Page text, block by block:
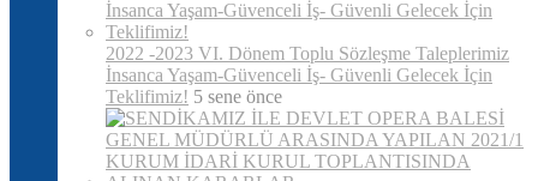
2022 -2023 VI. Dönem Toplu Sözleşme Taleplerimiz
İnsanca Yaşam-Güvenceli İş- Güvenli Gelecek İçin
Teklifimiz! 5 sene önce